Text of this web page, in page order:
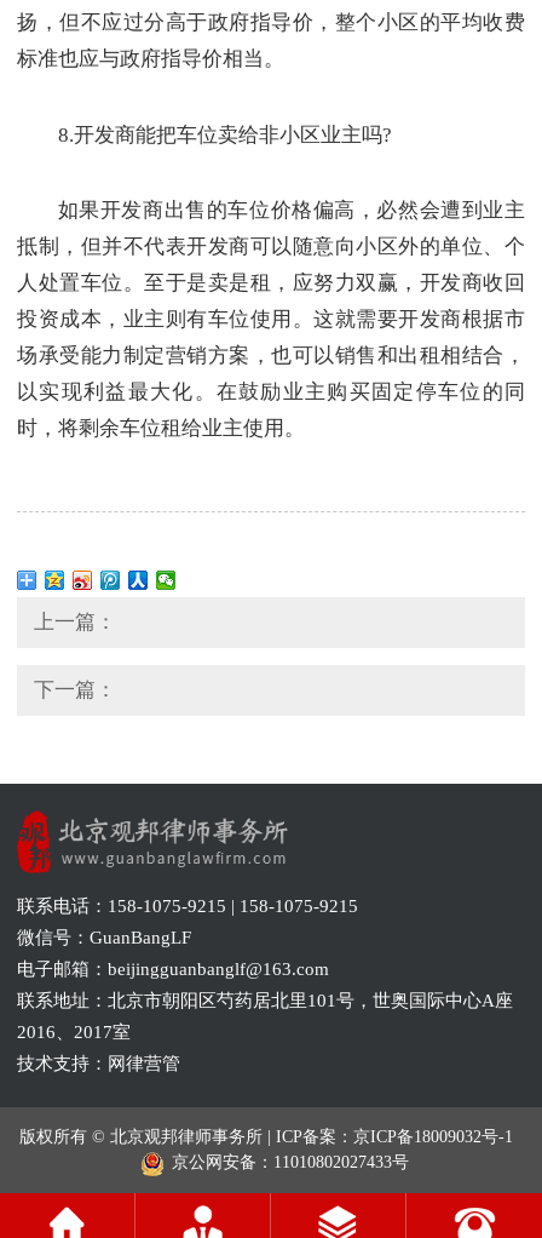
扬，但不应过分高于政府指导价，整个小区的平均收费
标准也应与政府指导价相当。
8.开发商能把车位卖给非小区业主吗?
如果开发商出售的车位价格偏高，必然会遭到业主
抵制，但并不代表开发商可以随意向小区外的单位、个
人处置车位。至于是卖是租，应努力双赢，开发商收回
投资成本，业主则有车位使用。这就需要开发商根据市
场承受能力制定营销方案，也可以销售和出租相结合，
以实现利益最大化。在鼓励业主购买固定停车位的同
时，将剩余车位租给业主使用。
上一篇：
下一篇：
联系电话：158-1075-9215 | 158-1075-9215
微信号：GuanBangLF
电子邮箱：beijingguanbanglf@163.com
联系地址：北京市朝阳区芍药居北里101号，世奥国际中心A座
2016、2017室
技术支持：网律营管
版权所有 © 北京观邦律师事务所 | ICP备案： 京ICP备18009032号-1
京公网安备： 11010802027433号